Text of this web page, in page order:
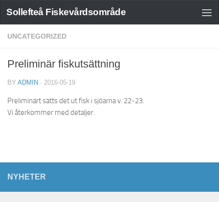
Sollefteå Fiskevårdsområde
UNCATEGORIZED
Preliminär fiskutsättning
BY ADMIN · 2016-05-19
Preliminärt sätts det ut fisk i sjöarna v. 22-23.
Vi återkommer med detaljer.
NYHETER